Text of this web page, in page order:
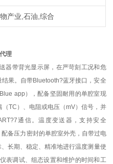
产业,石油,综合
理
器带背光显示屏，在严苛刻工况和危
果。自带Bluetooth?蓝牙接口，安全
app），配备坚固耐用的单腔室现
TC）、电阻或电压（mV）信号，并
通信。温度变送器，支持安全
备压力密封的单腔室外壳，自带过电
长期、稳定、精准地进行温度测量使
表调试、组态设置和维护的时间和工